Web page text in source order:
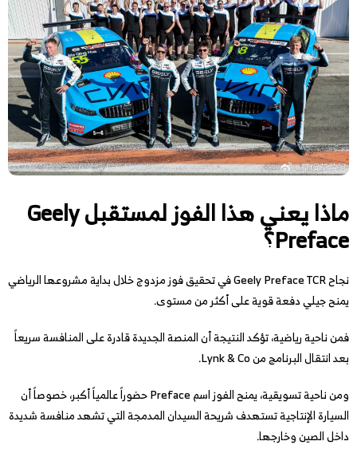
ماذا يعني هذا الفوز لمستقبل Geely
Preface؟
نجاح Geely Preface TCR في تحقيق فوز مزدوج خلال بداية مشروعها الرياضي
يمنح جيلي دفعة قوية على أكثر من مستوى.
فمن ناحية رياضية، تؤكد النتيجة أن المنصة الجديدة قادرة على المنافسة سريعاً
بعد انتقال البرنامج من Lynk & Co.
ومن ناحية تسويقية، يمنح الفوز اسم Preface حضوراً عالمياً أكبر، خصوصاً أن
السيارة الإنتاجية تستهدف شريحة السيدان المدمجة التي تشهد منافسة شديدة
داخل الصين وخارجها.